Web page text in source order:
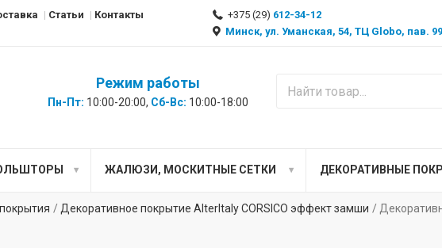
Статьи Контакты +375 (29) 612-34-12
Минск, ул. Уманская, 54, ТЦ Globo, пав.
Режим работы
Пн-Пт: 10:00-20:00, Сб-Вс: 10:00-18:00
ЖАЛЮЗИ, МОСКИТНЫЕ СЕТКИ ДЕКОРАТИВНЫЕ
Декоративное покрытие AlterItaly CORSICO эффект замши